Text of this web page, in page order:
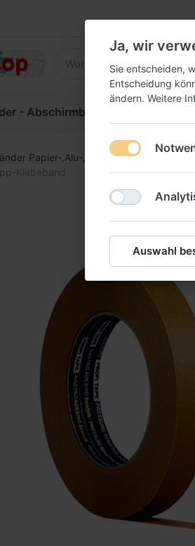
- Abschirmbänder - Isolierung
Papier-,Alu-, Gewebe-, Kupfer-,
Klebeband
Ja, wir
Sie entscheiden,
Entscheidung
ändern. Weitere
Auswahl